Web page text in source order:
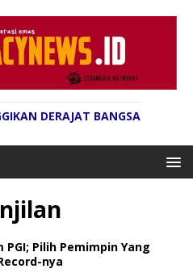
DERAJAT BANGSA
PGI; Pilih Pemimpin Yang
nya